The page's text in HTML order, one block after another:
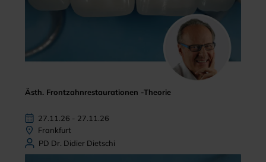
Ästh. Frontzahnrestaurationen -Theorie
27.11.26 - 27.11.26
Frankfurt
PD Dr. Didier Dietschi